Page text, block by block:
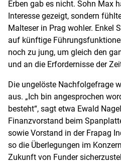
Erben gab es nicht. Sohn Max
Interesse gezeigt, sondern
Malteser in Prag wohler. Enkel
auf künftige
noch zu jung, um gleich den
und an die Erfordernisse der
Die ungelöste Nachfolgefrage
aus. „Ich bin angesprochen
besteht“, sagt etwa Ewald
Finanzvorstand beim
sowie Vorstand in der Frapag
so die Überlegungen im
Zukunft von Funder